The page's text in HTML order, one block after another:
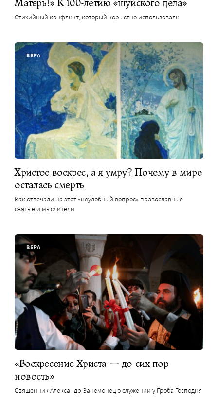
Матерь!» К 100-летию «шуйского дела»
Стихийный конфликт, который корыстно использовали
ВЕРА
Христос воскрес, а я умру? Почему в мире
осталась смерть
Как отвечали на этот «неудобный вопрос» православные
святые и мыслители
ВЕРА
«Воскресение Христа — до сих пор
новость»
Священник Александр Занемонец о служении у Гроба Господня